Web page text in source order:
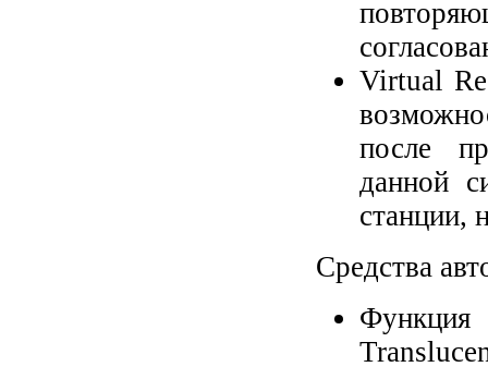
Virtual
после
данной
станции,
Средства